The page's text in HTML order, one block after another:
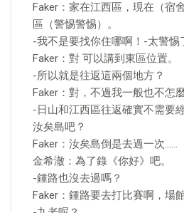
Faker：家在江西區，現在（宿
區（警惕警惕）。
-我不是要找你住哪啊！-太警惕
Faker：對 可以講到東區位置。
-所以就是往返這兩個地方？
Faker：對，不過我一般也不怎麼
-日山和江西區往返確實不需要
汝矣島吧？
Faker：汝矣島倒是去過一次……
金希澈：為了錄《你好》吧。
-鍾路也沒去過嗎？
Faker：鍾路要去打比賽啊，場